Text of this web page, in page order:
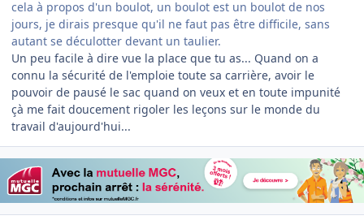
cela à propos d'un boulot, un boulot est un boulot de nos
jours, je dirais presque qu'il ne faut pas être difficile, sans
autant se déculotter devant un taulier.
Un peu facile à dire vue la place que tu as... Quand on a
connu la sécurité de l'emploie toute sa carrière, avoir le
pouvoir de pausé le sac quand on veux et en toute impunité
çà me fait doucement rigoler les leçons sur le monde du
travail d'aujourd'hui...